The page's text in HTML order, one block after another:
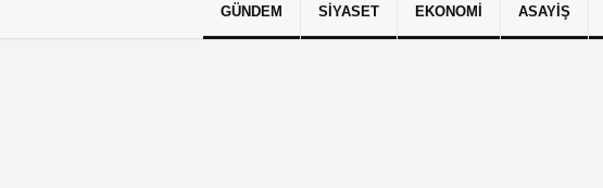
Künye İletişim Çerez Politikası Gizlilik İlkeleri
GÜNDEM SIYASET EKONOMI ASAYIŞ